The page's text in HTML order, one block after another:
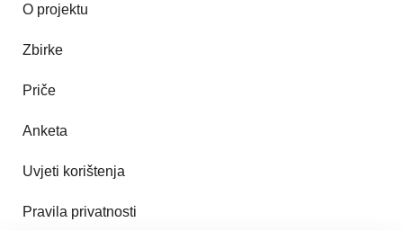
O projektu
Zbirke
Priče
Anketa
Uvjeti korištenja
Pravila privatnosti